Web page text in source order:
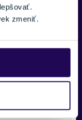
zmeniť.